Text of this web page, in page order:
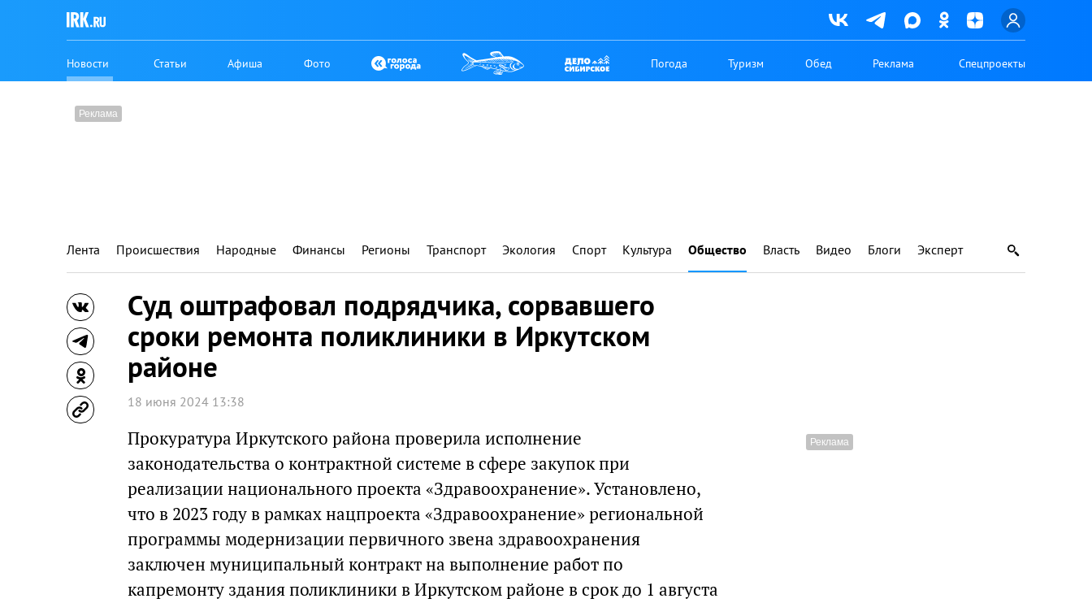
Новости Статьи Афиша Фото Погода Туризм Обед Реклама Спецпроекты
Лента Происшествия Народные Финансы Регионы Транспорт Экология Спорт Культура Общество Власть Видео Блоги Эксперт
Суд оштрафовал подрядчика, сорвавшего
сроки ремонта поликлиники в Иркутском
районе
18 июня 2024 13:38
Прокуратура Иркутского района проверила исполнение
законодательства о контрактной системе в сфере закупок при
реализации национального проекта «Здравоохранение». Установлено,
что в 2023 году в рамках нацпроекта «Здравоохранение» региональной
программы модернизации первичного звена здравоохранения
заключен муниципальный контракт на выполнение работ по
капремонту здания поликлиники в Иркутском районе в срок до 1 августа